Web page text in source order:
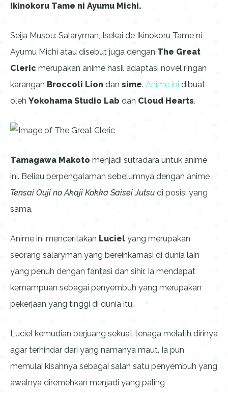
Ikinokoru Tame ni Ayumu Michi.
Seija Musou: Salaryman, Isekai de Ikinokoru Tame ni
Ayumu Michi atau disebut juga dengan The Great
Cleric merupakan anime hasil adaptasi novel ringan
karangan Broccoli Lion dan sime. Anime ini dibuat
oleh Yokohama Studio Lab dan Cloud Hearts.
Tamagawa Makoto menjadi sutradara untuk anime
ini. Beliau berpengalaman sebelumnya dengan anime
Tensai Ouji no Akaji Kokka Saisei Jutsu di posisi yang
sama.
Anime ini menceritakan Luciel yang merupakan
seorang salaryman yang bereinkarnasi di dunia lain
yang penuh dengan fantasi dan sihir. Ia mendapat
kemampuan sebagai penyembuh yang merupakan
pekerjaan yang tinggi di dunia itu.
Luciel kemudian berjuang sekuat tenaga melatih dirinya
agar terhindar dari yang namanya maut. Ia pun
memulai kisahnya sebagai salah satu penyembuh yang
awalnya diremehkan menjadi yang paling